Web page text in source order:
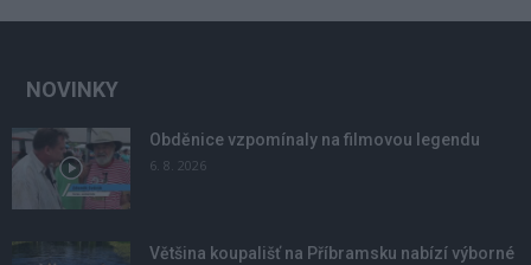
NOVINKY
Obděnice vzpomínaly na filmovou legendu
6. 8. 2026
Většina koupališť na Příbramsku nabízí výborné